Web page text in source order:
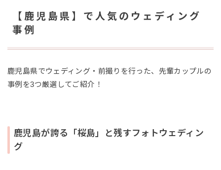
【鹿児島県】で人気のウェディング
事例
鹿児島県でウェディング・前撮りを行った、先輩カップルの
事例を3つ厳選してご紹介！
鹿児島が誇る「桜島」と残すフォトウェディン
グ